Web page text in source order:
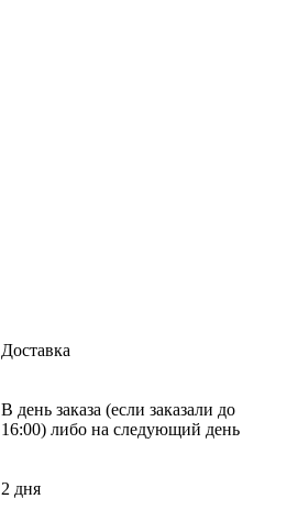
Доставка
В день заказа (если заказали до
16:00) либо на следующий день
2 дня